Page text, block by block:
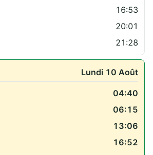
16:53
20:01
21:28
Lundi 10 Août
04:40
06:15
13:06
16:52